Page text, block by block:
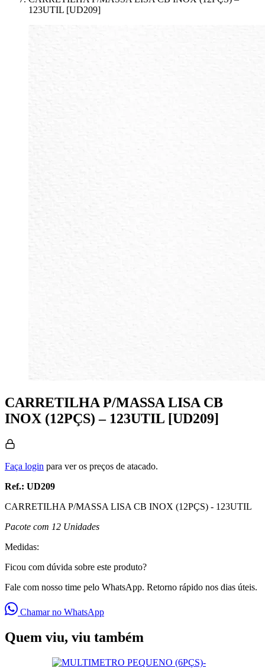
123UTIL [UD209]
CARRETILHA P/MASSA LISA CB
INOX (12PÇS) – 123UTIL [UD209]
Faça login para ver os preços de atacado.
Ref.: UD209
CARRETILHA P/MASSA LISA CB INOX (12PÇS) - 123UTIL
Pacote com 12 Unidades
Medidas:
Ficou com dúvida sobre este produto?
Fale com nosso time pelo WhatsApp. Retorno rápido nos dias úteis.
Chamar no WhatsApp
Quem viu, viu também